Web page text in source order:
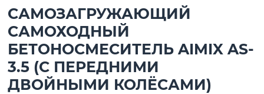
САМОЗАГРУЖАЮЩИЙ
САМОХОДНЫЙ
БЕТОНОСМЕСИТЕЛЬ AIMIX AS-
3.5 (С ПЕРЕДНИМИ
ДВОЙНЫМИ КОЛЁСАМИ)